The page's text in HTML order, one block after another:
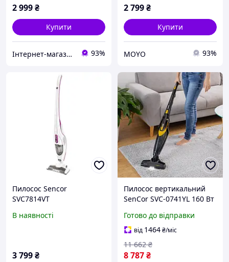
2 999₴
Купити
Інтернет-магазин Eltech 93%
2 799₴
Купити
MOYO 93%
Пилосос Sencor
SVC7814VT
В наявності
3 799₴
Пилосос вертикальний
SenСor SVС-0741YL 160 Вт
Готово до відправки
від 1464₴/міс
8 787₴
11 662 ₴